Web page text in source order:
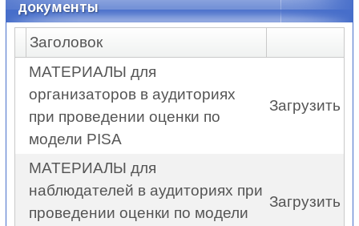
документы
Заголовок
МАТЕРИАЛЫ для
организаторов в аудиториях
при проведении оценки по
модели PISA
Загрузить
МАТЕРИАЛЫ для
наблюдателей в аудиториях при
проведении оценки по модели
Загрузить